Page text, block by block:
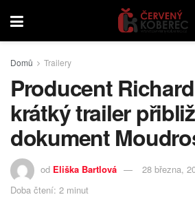
Domů Trailery
Producent
krátký trailer
dokument
od Eliška Bartlová
28 března,
Doba čtení: 2 minut